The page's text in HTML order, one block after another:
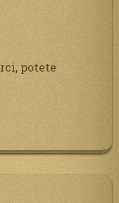
potete